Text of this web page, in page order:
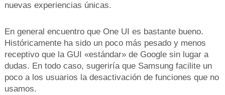
nuevas experiencias únicas.
En general encuentro que One UI es bastante bueno.
Históricamente ha sido un poco más pesado y menos
receptivo que la GUI «estándar» de Google sin lugar a
dudas. En todo caso, sugeriría que Samsung facilite un
poco a los usuarios la desactivación de funciones que no
usamos.